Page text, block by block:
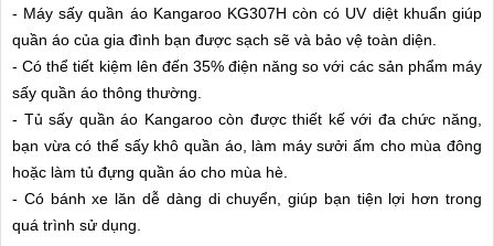
- Máy sấy quần áo Kangaroo KG307H còn có UV diệt khuẩn giúp
quần áo của gia đình bạn được sạch sẽ và bảo vệ toàn diện.
- Có thể tiết kiệm lên đến 35% điện năng so với các sản phẩm máy
sấy quần áo thông thường.
- Tủ sấy quần áo Kangaroo còn được thiết kế với đa chức năng,
bạn vừa có thể sấy khô quần áo, làm máy sưởi ấm cho mùa đông
hoặc làm tủ đựng quần áo cho mùa hè.
- Có bánh xe lăn dễ dàng di chuyển, giúp bạn tiện lợi hơn trong
quá trình sử dụng.